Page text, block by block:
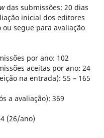
das submissões: 20 dias
inicial dos editores
segue para avaliação
por ano: 102
aceitas por ano: 24
na entrada): 55 – 165
a avaliação): 369
(26/ano)